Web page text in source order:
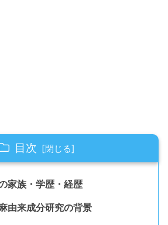
目次
家族・学歴・経歴
由来成分研究の背景